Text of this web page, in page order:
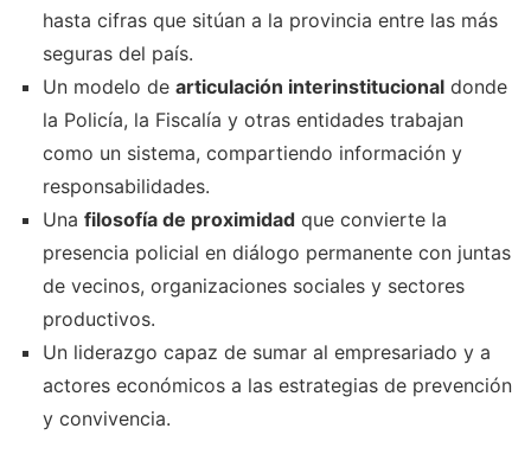
hasta cifras que sitúan a la provincia entre las más
seguras del país.
Un modelo de articulación interinstitucionaldonde
la Policía, la Fiscalía y otras entidades trabajan
como un sistema, compartiendo información y
responsabilidades.
Una filosofía de proximidadque convierte la
presencia policial en diálogo permanente con juntas
de vecinos, organizaciones sociales y sectores
productivos.
Un liderazgo capaz de sumar al empresariado y a
actores económicos a las estrategias de prevención
y convivencia.